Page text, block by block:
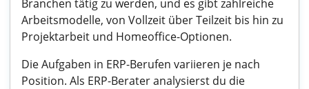
Branchen tätig zu werden, und es gibt zahlreiche
Arbeitsmodelle, von Vollzeit über Teilzeit bis hin zu
Projektarbeit und Homeoffice-Optionen.
Die Aufgaben in ERP-Berufen variieren je nach
Position. Als ERP-Berater analysierst du die